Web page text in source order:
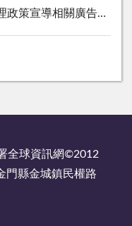
表（金門地檢署114年2月份）.pdf
全球資訊網©2012
門縣金城鎮民權路